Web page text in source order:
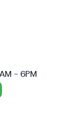
- 6PM